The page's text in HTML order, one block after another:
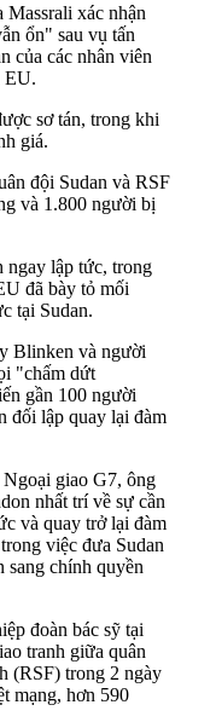
xác nhận
ổn" sau vụ tấn
của các nhân viên
EU.
sơ tán, trong khi
giá.
đội Sudan và RSF
và 1.800 người bị
ngay lập tức, trong
đã bày tỏ mối
tại Sudan.
Blinken và người
"chấm dứt
gần 100 người
đối lập quay lại đàm
giao G7, ông
nhất trí về sự cần
và quay trở lại đàm
việc đưa Sudan
sang chính quyền
đoàn bác sỹ tại
tranh giữa quân
(RSF) trong 2 ngày
mạng, hơn 590